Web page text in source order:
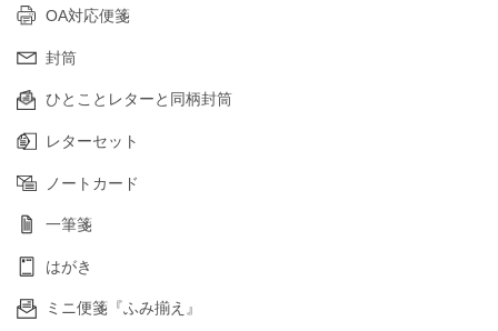
OA対応便箋
封筒
ひとことレターと同柄封筒
レターセット
ノートカード
一筆箋
はがき
ミニ便箋『ふみ揃え』